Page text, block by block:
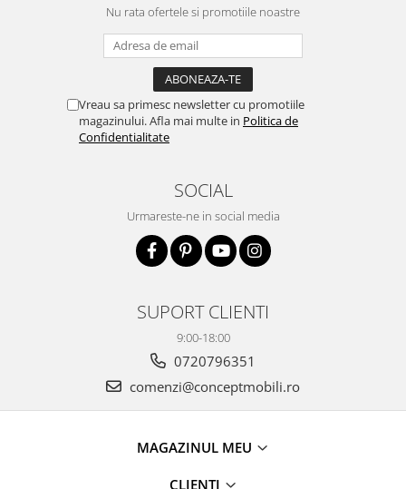
Nu rata ofertele si promotiile noastre
Vreau sa primesc newsletter cu promotiile
magazinului. Afla mai multe in Politica de
Confidentialitate
SOCIAL
Urmareste-ne in social media
SUPORT CLIENTI
9:00-18:00
0720796351
comenzi@conceptmobili.ro
MAGAZINUL MEU
CLIENTI